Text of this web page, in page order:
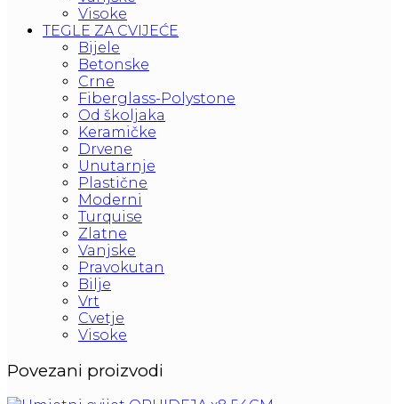
Visoke
TEGLE ZA CVIJEĆE
Bijele
Betonske
Crne
Fiberglass-Polystone
Od školjaka
Keramičke
Drvene
Unutarnje
Plastične
Moderni
Turquise
Zlatne
Vanjske
Pravokutan
Bilje
Vrt
Cvetje
Visoke
Povezani proizvodi